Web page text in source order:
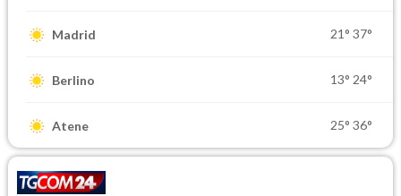
Madrid 21° 37°
Berlino 13° 24°
Atene 25° 36°